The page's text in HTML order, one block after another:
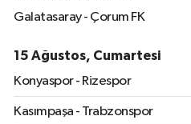
Galatasaray - Çorum FK
15 Ağustos, Cumartesi
Konyaspor - Rizespor
Kasımpaşa - Trabzonspor